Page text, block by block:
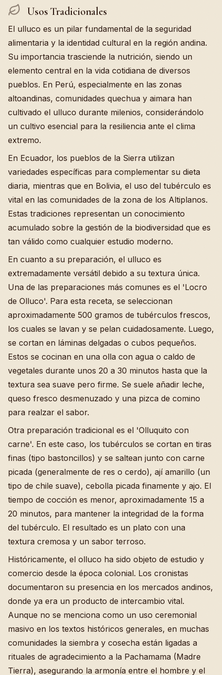
Usos Tradicionales
El ulluco es un pilar fundamental de la seguridad
alimentaria y la identidad cultural en la región andina.
Su importancia trasciende la nutrición, siendo un
elemento central en la vida cotidiana de diversos
pueblos. En Perú, especialmente en las zonas
altoandinas, comunidades quechua y aimara han
cultivado el ulluco durante milenios, considerándolo
un cultivo esencial para la resiliencia ante el clima
extremo.
En Ecuador, los pueblos de la Sierra utilizan
variedades específicas para complementar su dieta
diaria, mientras que en Bolivia, el uso del tubérculo es
vital en las comunidades de la zona de los Altiplanos.
Estas tradiciones representan un conocimiento
acumulado sobre la gestión de la biodiversidad que es
tan válido como cualquier estudio moderno.
En cuanto a su preparación, el ulluco es
extremadamente versátil debido a su textura única.
Una de las preparaciones más comunes es el 'Locro
de Olluco'. Para esta receta, se seleccionan
aproximadamente 500 gramos de tubérculos frescos,
los cuales se lavan y se pelan cuidadosamente. Luego,
se cortan en láminas delgadas o cubos pequeños.
Estos se cocinan en una olla con agua o caldo de
vegetales durante unos 20 a 30 minutos hasta que la
textura sea suave pero firme. Se suele añadir leche,
queso fresco desmenuzado y una pizca de comino
para realzar el sabor.
Otra preparación tradicional es el 'Olluquito con
carne'. En este caso, los tubérculos se cortan en tiras
finas (tipo bastoncillos) y se saltean junto con carne
picada (generalmente de res o cerdo), ají amarillo (un
tipo de chile suave), cebolla picada finamente y ajo. El
tiempo de cocción es menor, aproximadamente 15 a
20 minutos, para mantener la integridad de la forma
del tubérculo. El resultado es un plato con una
textura cremosa y un sabor terroso.
Históricamente, el olluco ha sido objeto de estudio y
comercio desde la época colonial. Los cronistas
documentaron su presencia en los mercados andinos,
donde ya era un producto de intercambio vital.
Aunque no se menciona como un uso ceremonial
masivo en los textos históricos generales, en muchas
comunidades la siembra y cosecha están ligadas a
rituales de agradecimiento a la Pachamama (Madre
Tierra), asegurando la armonía entre el hombre y el